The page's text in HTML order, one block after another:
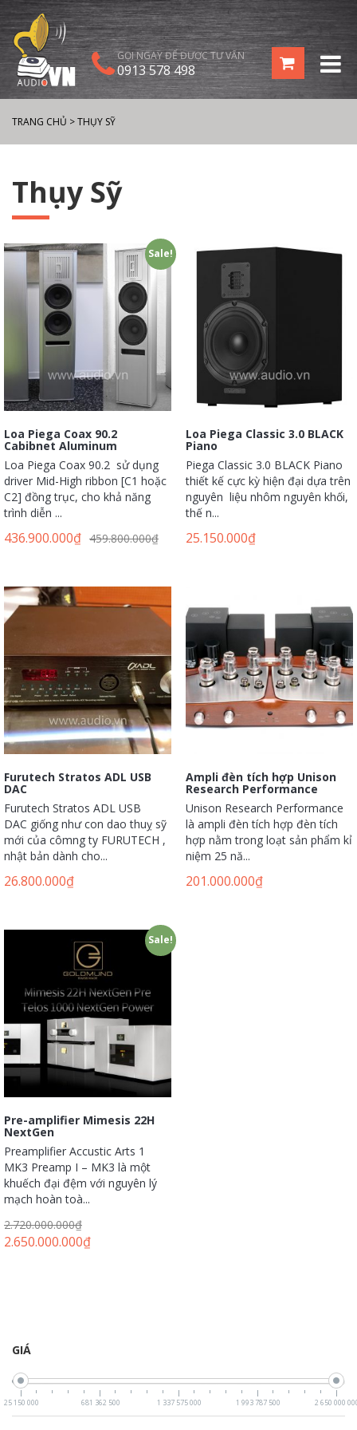
GỌI NGAY ĐỂ ĐƯỢC TƯ VẤN
0913 578 498
TRANG CHỦ >THỤY SỸ
Thụy Sỹ
Sale!
Loa Piega Coax 90.2
Cabibnet Aluminum
Loa Piega Coax 90.2 sử dụng
driver Mid-High ribbon [C1 hoặc
C2] đồng trục, cho khả năng
trình diễn ...
459.800.000₫
436.900.000₫
Loa Piega Classic 3.0 BLACK
Piano
Piega Classic 3.0 BLACK Piano
thiết kế cực kỳ hiện đại dựa trên
nguyên liệu nhôm nguyên khối,
thế n...
25.150.000₫
Furutech Stratos ADL USB
DAC
Furutech Stratos ADL USB
DAC giống như con dao thuỵ sỹ
mới của cômng ty FURUTECH ,
nhật bản dành cho...
26.800.000₫
Ampli đèn tích hợp Unison
Research Performance
Unison Research Performance
là ampli đèn tích hợp đèn tích
hợp nằm trong loạt sản phẩm kỉ
niệm 25 nă...
201.000.000₫
Sale!
Pre-amplifier Mimesis 22H
NextGen
Preamplifier Accustic Arts 1
MK3 Preamp I – MK3 là một
khuếch đại đệm với nguyên lý
mạch hoàn toà...
2.720.000.000₫
2.650.000.000₫
GIÁ
25 150 000 681 362 500 1 337 575 000 1 993 787 500 2 650 000